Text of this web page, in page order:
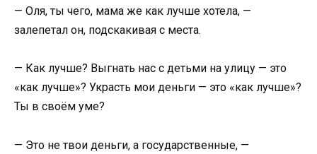
— Оля, ты чего, мама же как лучше хотела, —
залепетал он, подскакивая с места.
— Как лучше? Выгнать нас с детьми на улицу — это
«как лучше»? Украсть мои деньги — это «как лучше»?
Ты в своём уме?
— Это не твои деньги, а государственные, —